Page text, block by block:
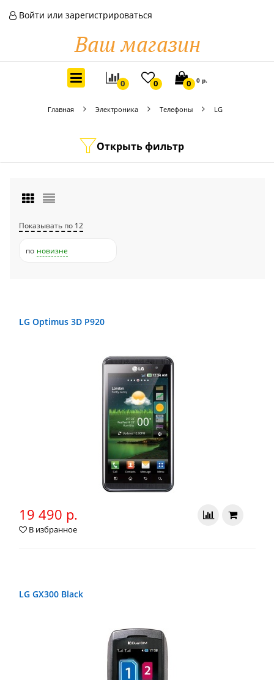
Войти или зарегистрироваться
0 0 0 0 р.
Главная Электроника Телефоны LG
Открыть фильтр
Показывать по 12
по новизне
LG Optimus 3D P920
19 490 р.
В избранное
LG GX300 Black